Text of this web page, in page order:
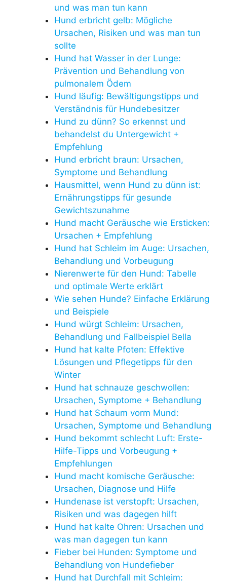
und was man tun kann
Hund erbricht gelb: Mögliche
Ursachen, Risiken und was man tun
sollte
Hund hat Wasser in der Lunge:
Prävention und Behandlung von
pulmonalem Ödem
Hund läufig: Bewältigungstipps und
Verständnis für Hundebesitzer
Hund zu dünn? So erkennst und
behandelst du Untergewicht +
Empfehlung
Hund erbricht braun: Ursachen,
Symptome und Behandlung
Hausmittel, wenn Hund zu dünn ist:
Ernährungstipps für gesunde
Gewichtszunahme
Hund macht Geräusche wie Ersticken:
Ursachen + Empfehlung
Hund hat Schleim im Auge: Ursachen,
Behandlung und Vorbeugung
Nierenwerte für den Hund: Tabelle
und optimale Werte erklärt
Wie sehen Hunde? Einfache Erklärung
und Beispiele
Hund würgt Schleim: Ursachen,
Behandlung und Fallbeispiel Bella
Hund hat kalte Pfoten: Effektive
Lösungen und Pflegetipps für den
Winter
Hund hat schnauze geschwollen:
Ursachen, Symptome + Behandlung
Hund hat Schaum vorm Mund:
Ursachen, Symptome und Behandlung
Hund bekommt schlecht Luft: Erste-
Hilfe-Tipps und Vorbeugung +
Empfehlungen
Hund macht komische Geräusche:
Ursachen, Diagnose und Hilfe
Hundenase ist verstopft: Ursachen,
Risiken und was dagegen hilft
Hund hat kalte Ohren: Ursachen und
was man dagegen tun kann
Fieber bei Hunden: Symptome und
Behandlung von Hundefieber
Hund hat Durchfall mit Schleim: